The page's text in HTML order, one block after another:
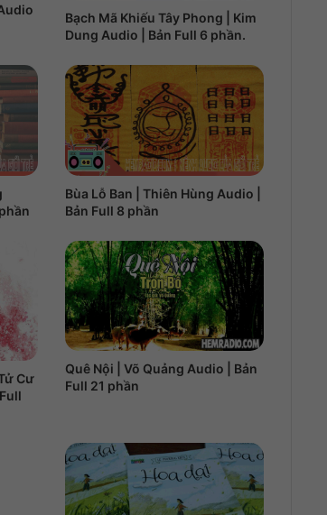
Bạch Mã Khiếu Tây Phong | Kim
Dung Audio | Bản Full 6 phần.
Bùa Lỗ Ban | Thiên Hùng Audio |
Bản Full 8 phần
Cư
Quê Nội | Võ Quảng Audio | Bản
Full 21 phần